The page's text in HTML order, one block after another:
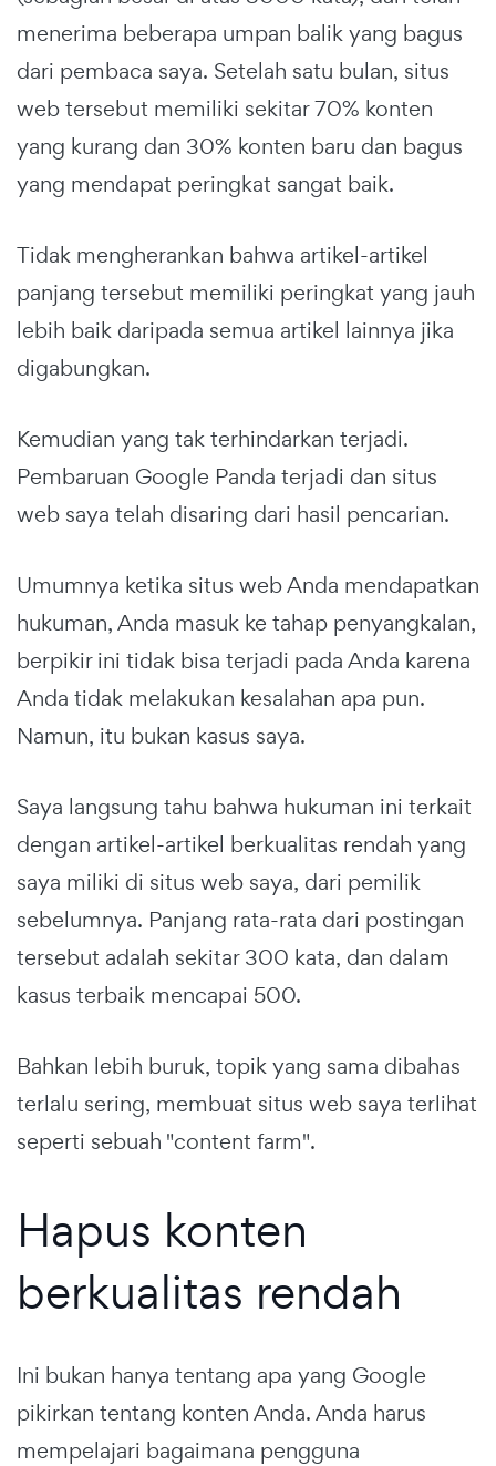
menerima beberapa umpan balik yang bagus
dari pembaca saya. Setelah satu bulan, situs
web tersebut memiliki sekitar 70% konten
yang kurang dan 30% konten baru dan bagus
yang mendapat peringkat sangat baik.
Tidak mengherankan bahwa artikel-artikel
panjang tersebut memiliki peringkat yang jauh
lebih baik daripada semua artikel lainnya jika
digabungkan.
Kemudian yang tak terhindarkan terjadi.
Pembaruan Google Panda terjadi dan situs
web saya telah disaring dari hasil pencarian.
Umumnya ketika situs web Anda mendapatkan
hukuman, Anda masuk ke tahap penyangkalan,
berpikir ini tidak bisa terjadi pada Anda karena
Anda tidak melakukan kesalahan apa pun.
Namun, itu bukan kasus saya.
Saya langsung tahu bahwa hukuman ini terkait
dengan artikel-artikel berkualitas rendah yang
saya miliki di situs web saya, dari pemilik
sebelumnya. Panjang rata-rata dari postingan
tersebut adalah sekitar 300 kata, dan dalam
kasus terbaik mencapai 500.
Bahkan lebih buruk, topik yang sama dibahas
terlalu sering, membuat situs web saya terlihat
seperti sebuah "content farm".
Hapus konten
berkualitas rendah
Ini bukan hanya tentang apa yang Google
pikirkan tentang konten Anda. Anda harus
mempelajari bagaimana pengguna